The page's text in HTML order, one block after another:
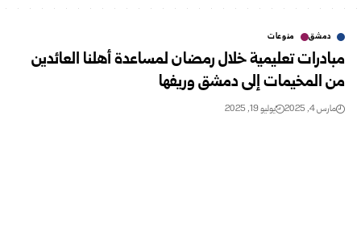
دمشق منوعات
مبادرات تعليمية خلال رمضان لمساعدة أهلنا العائدين
من المخيمات إلى دمشق وريفها
مارس 4, 2025 يوليو 19, 2025